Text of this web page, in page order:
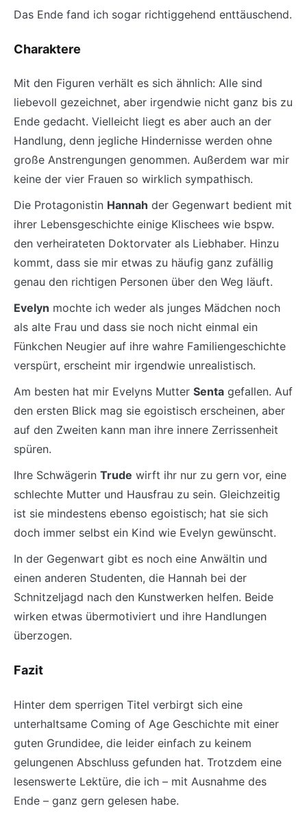
Das Ende fand ich sogar richtiggehend enttäuschend.
Charaktere
Mit den Figuren verhält es sich ähnlich: Alle sind
liebevoll gezeichnet, aber irgendwie nicht ganz bis zu
Ende gedacht. Vielleicht liegt es aber auch an der
Handlung, denn jegliche Hindernisse werden ohne
große Anstrengungen genommen. Außerdem war mir
keine der vier Frauen so wirklich sympathisch.
Die Protagonistin Hannah der Gegenwart bedient mit
ihrer Lebensgeschichte einige Klischees wie bspw.
den verheirateten Doktorvater als Liebhaber. Hinzu
kommt, dass sie mir etwas zu häufig ganz zufällig
genau den richtigen Personen über den Weg läuft.
Evelyn mochte ich weder als junges Mädchen noch
als alte Frau und dass sie noch nicht einmal ein
Fünkchen Neugier auf ihre wahre Familiengeschichte
verspürt, erscheint mir irgendwie unrealistisch.
Am besten hat mir Evelyns Mutter Senta gefallen. Auf
den ersten Blick mag sie egoistisch erscheinen, aber
auf den Zweiten kann man ihre innere Zerrissenheit
spüren.
Ihre Schwägerin Trude wirft ihr nur zu gern vor, eine
schlechte Mutter und Hausfrau zu sein. Gleichzeitig
ist sie mindestens ebenso egoistisch; hat sie sich
doch immer selbst ein Kind wie Evelyn gewünscht.
In der Gegenwart gibt es noch eine Anwältin und
einen anderen Studenten, die Hannah bei der
Schnitzeljagd nach den Kunstwerken helfen. Beide
wirken etwas übermotiviert und ihre Handlungen
überzogen.
Fazit
Hinter dem sperrigen Titel verbirgt sich eine
unterhaltsame Coming of Age Geschichte mit einer
guten Grundidee, die leider einfach zu keinem
gelungenen Abschluss gefunden hat. Trotzdem eine
lesenswerte Lektüre, die ich – mit Ausnahme des
Ende – ganz gern gelesen habe.